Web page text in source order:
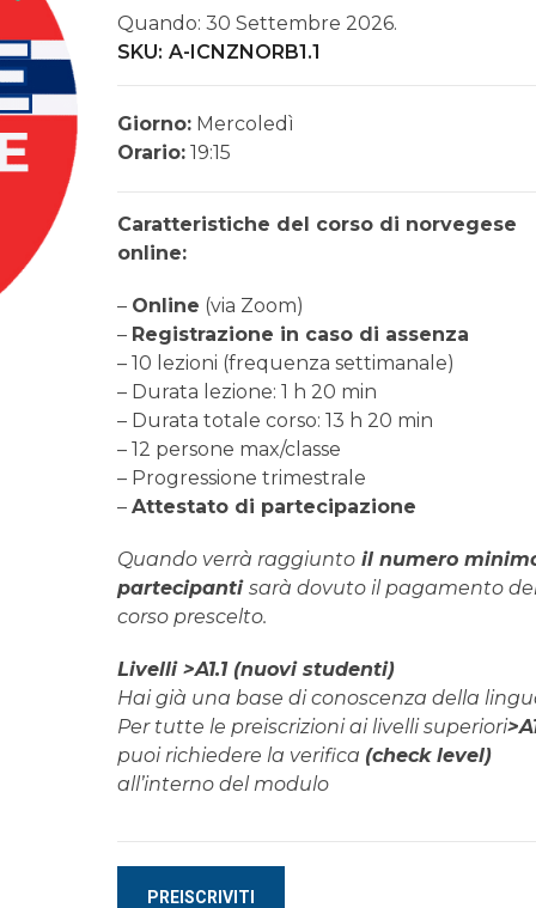
Quando: 30 Settembre 2026.
SKU: A-ICNZNORB1.1
Giorno: Mercoledì
Orario: 19:15
Caratteristiche del corso di norvegese
online:
– Online (via Zoom)
– Registrazione in caso di assenza
– 10 lezioni (frequenza settimanale)
– Durata lezione: 1 h 20 min
– Durata totale corso: 13 h 20 min
– 12 persone max/classe
– Progressione trimestrale
– Attestato di partecipazione
Quando verrà raggiunto il numero
partecipanti sarà dovuto il pagamento
corso prescelto.
Livelli >A1.1 (nuovi studenti)
Hai già una base di conoscenza della
Per tutte le preiscrizioni ai livelli superiori
puoi richiedere la verifica (check level)
all’interno del modulo
PREISCRIVITI